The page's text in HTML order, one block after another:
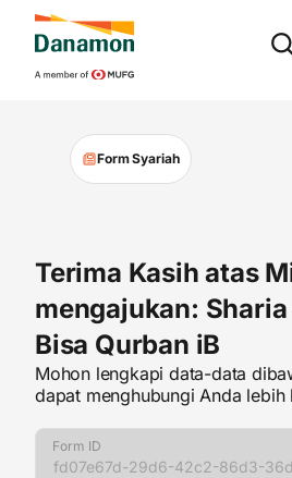
Form Syariah
Terima Kasih atas
mengajukan:
Bisa Qurban iB
Mohon lengkapi data-data
dapat menghubungi Anda lebih
Form ID